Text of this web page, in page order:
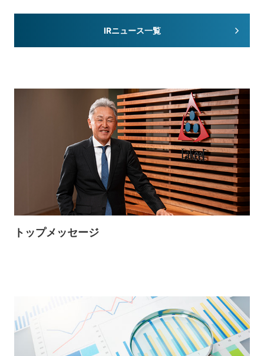
IRニュース一覧
トップメッセージ